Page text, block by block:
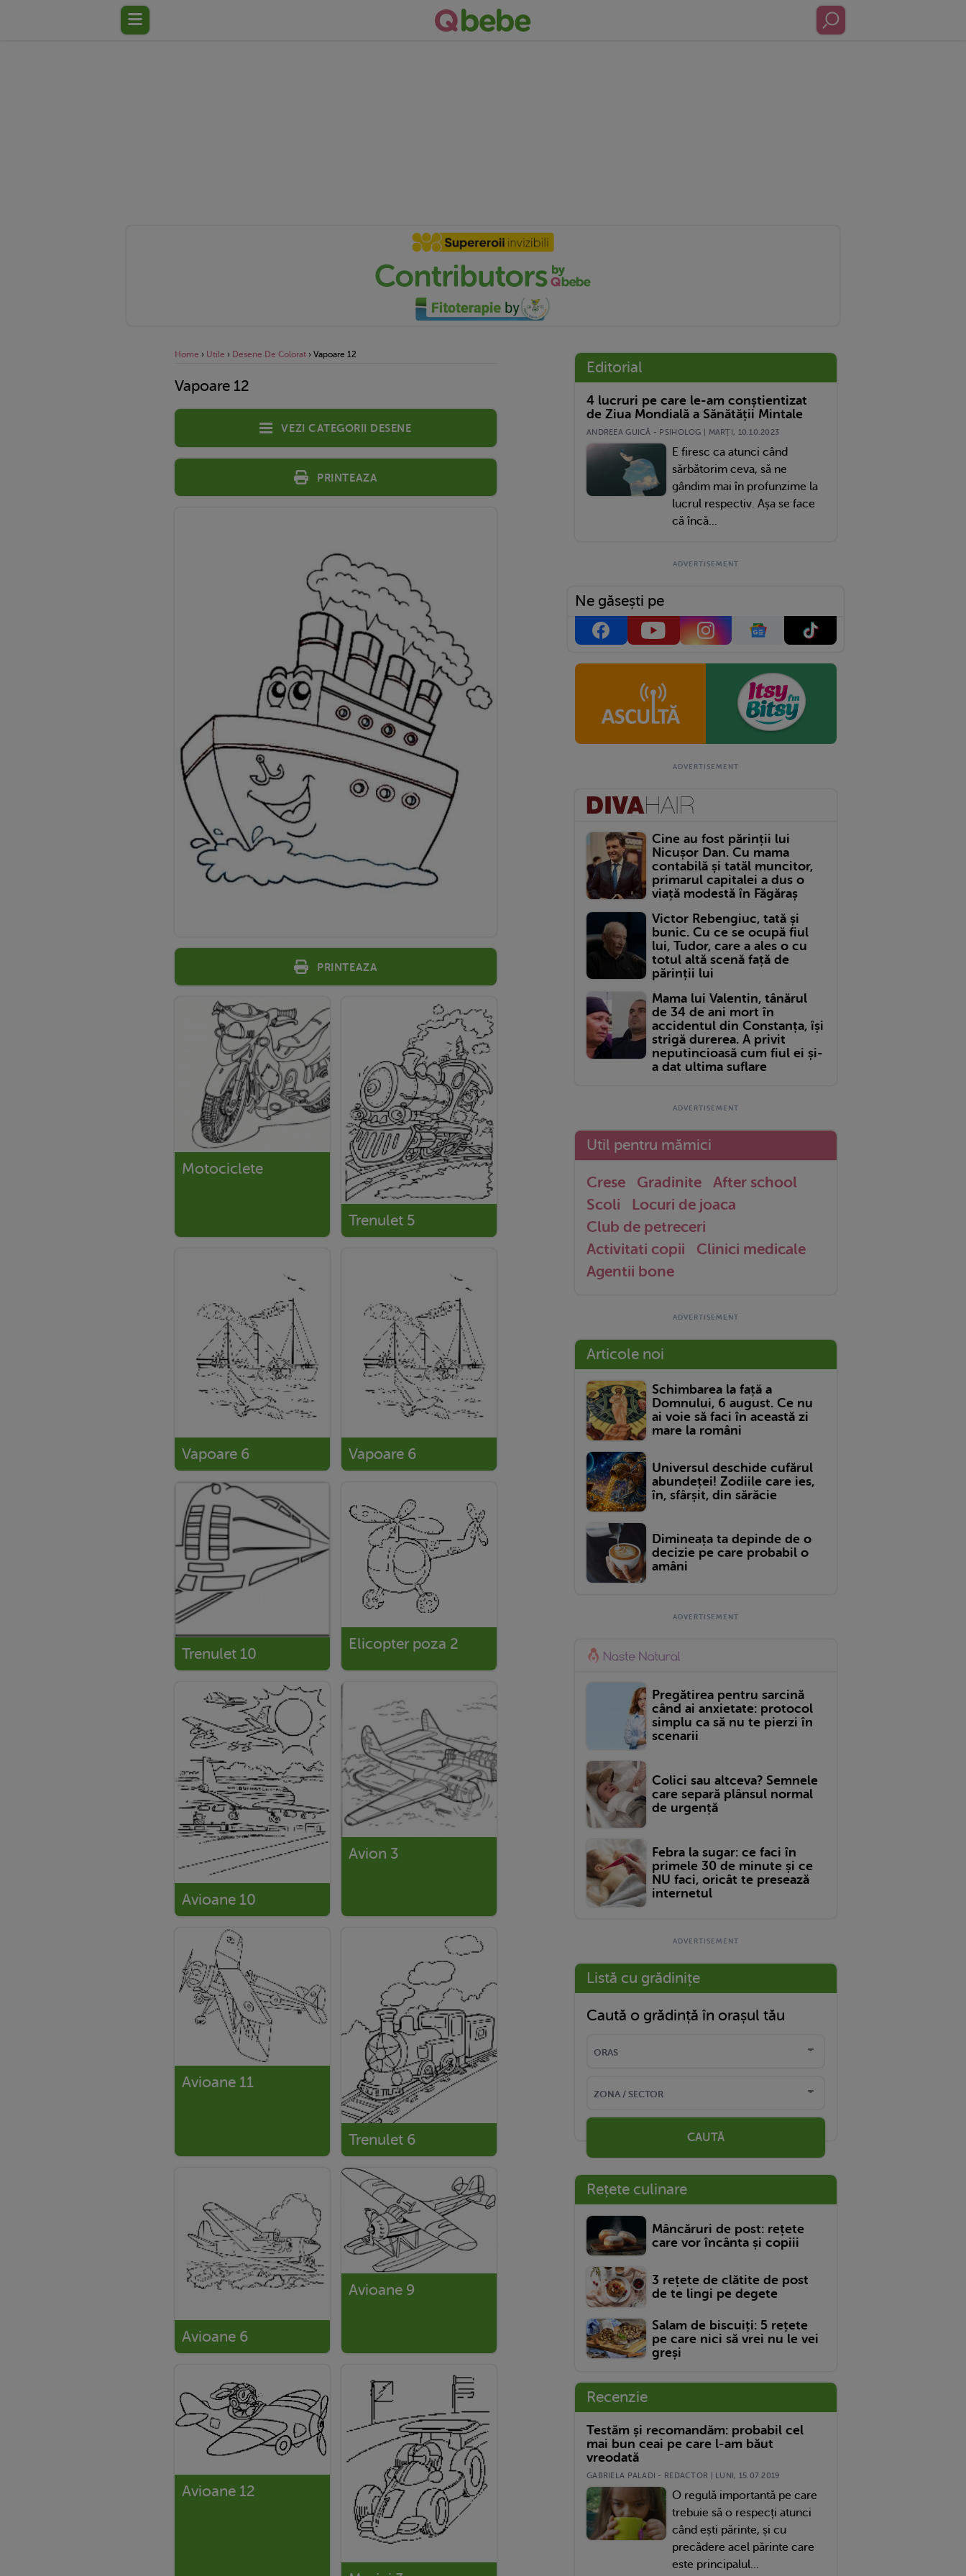
Home › Utile › Desene De Colorat › Vapoare 12
Vapoare 12
Vezi categorii desene
Printeaza
Printeaza
Motociclete
Trenulet 5
Vapoare 6 Vapoare 6
Trenulet 10
Elicopter poza 2
Avioane 10
Avion 3
Avioane 11
Trenulet 6
Avioane 6
Avioane 9
Avioane 12
Editorial
4 lucruri pe care le-am conștientizat
de Ziua Mondială a Sănătății Mintale
ANDREEA GUICĂ - PSIHOLOG | MARŢI, 10.10.2023
E firesc ca atunci când
sărbătorim ceva, să ne
gândim mai în profunzime la
lucrul respectiv. Așa se face
că încă...
Ne găsești pe
Cine au fost părinții lui
Nicușor Dan. Cu mama
contabilă și tatăl muncitor,
primarul capitalei a dus o
viață modestă în Făgăraș
Victor Rebengiuc, tată și
bunic. Cu ce se ocupă fiul
lui, Tudor, care a ales o cu
totul altă scenă față de
părinții lui
Mama lui Valentin, tânărul
de 34 de ani mort în
accidentul din Constanța, își
strigă durerea. A privit
neputincioasă cum fiul ei și-
a dat ultima suflare
Util pentru mămici
Crese Gradinite
After school
Scoli
Locuri de joaca
Club de petreceri
Activitati copii
Clinici medicale
Agentii bone
Articole noi
Schimbarea la față a
Domnului, 6 august. Ce nu
ai voie să faci în această zi
mare la români
Universul deschide cufărul
abundeței! Zodiile care ies,
în, sfârșit, din sărăcie
Dimineața ta depinde de o
decizie pe care probabil o
amâni
Pregătirea pentru sarcină
când ai anxietate: protocol
simplu ca să nu te pierzi în
scenarii
Colici sau altceva? Semnele
care separă plânsul normal
de urgență
Febra la sugar: ce faci în
primele 30 de minute și ce
NU faci, oricât te presează
internetul
Listă cu grădinițe
Caută o grădință în orașul tău
CAUTĂ
Rețete culinare
Mâncăruri de post: rețete
care vor încânta și copiii
3 rețete de clătite de post
de te lingi pe degete
Salam de biscuiți: 5 rețete
pe care nici să vrei nu le vei
greși
Recenzie
Testăm și recomandăm: probabil cel
mai bun ceai pe care l-am băut
vreodată
GABRIELA PALADI - REDACTOR | LUNI, 15.07.2019
O regulă importantă pe care
trebuie să o respecți atunci
când ești părinte, și cu
precădere acel părinte care
este principalul...